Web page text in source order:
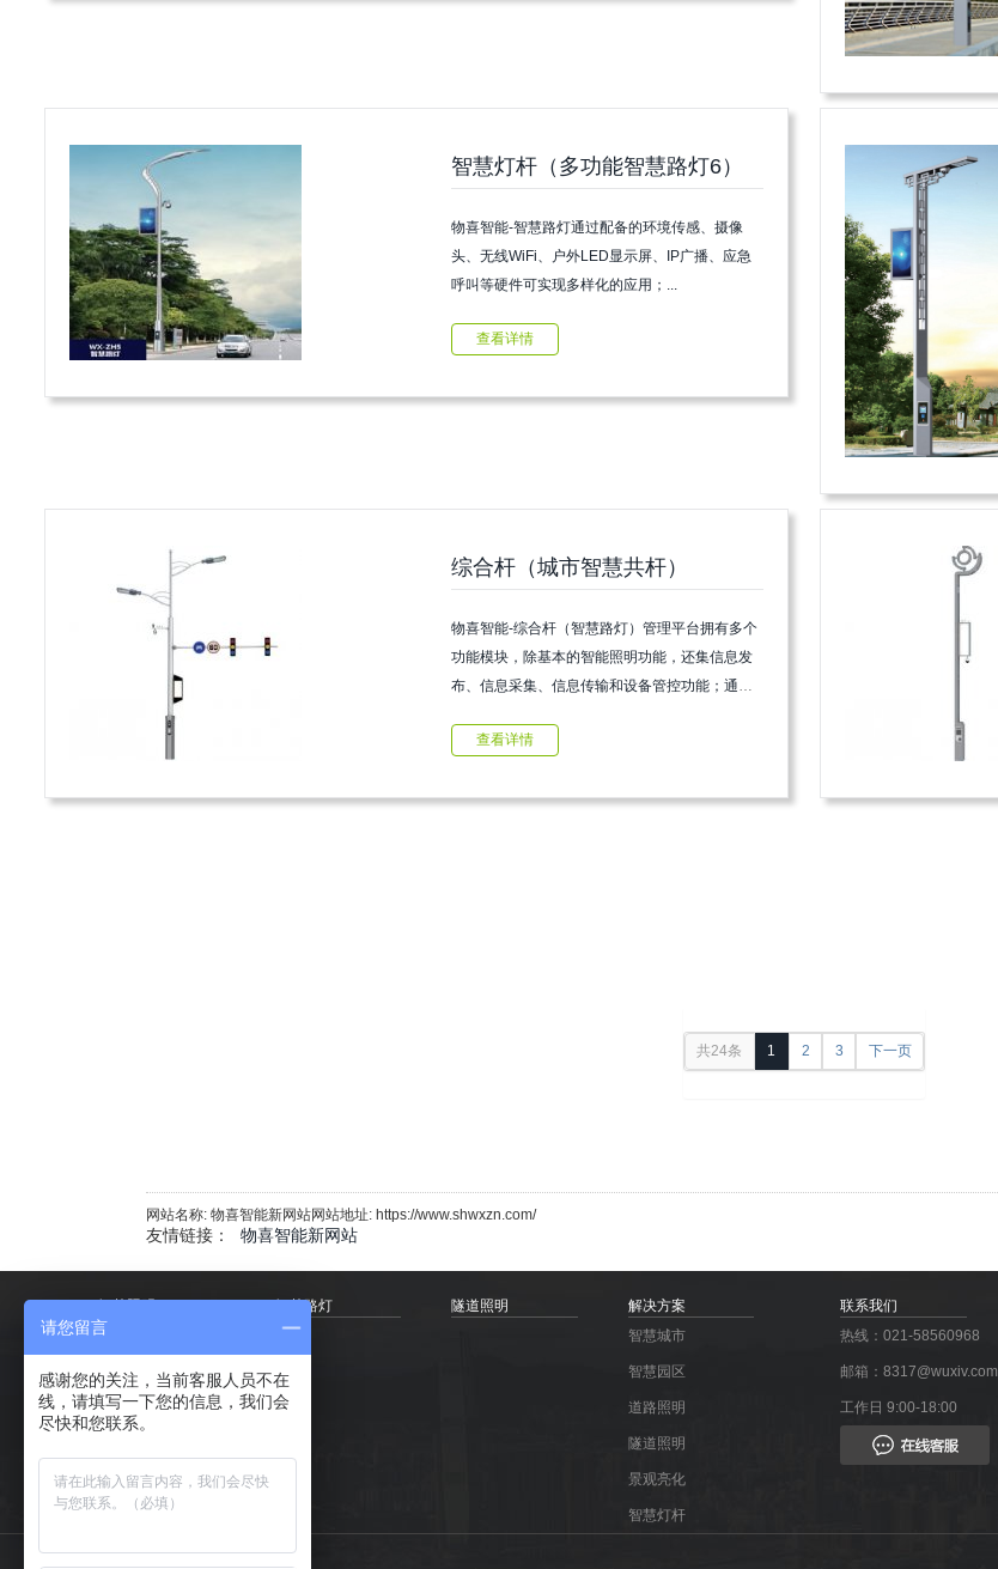
智慧灯杆（多功能智慧路灯6）
物喜智能-智慧路灯通过配备的环境传感、摄像
头、无线WiFi、户外LED显示屏、IP广播、应急
呼叫等硬件可实现多样化的应用；...
查看详情
综合杆（城市智慧共杆）
物喜智能-综合杆（智慧路灯）管理平台拥有多个
功能模块，除基本的智能照明功能，还集信息发
布、信息采集、信息传输和设备管控功能；通过
查看详情
共24条 1 2 3 下一页
网站名称: 物喜智能新网站网站地址: https://www.shwxzn.com/
友情链接： 物喜智能新网站
智慧路灯 隧道照明
解决方案
智慧城市
智慧园区
道路照明
隧道照明
景观亮化
智慧灯杆
联系我们
热线：021-58560968
邮箱：8317@wuxiv.com
工作日 9:00-18:00
请您留言
感谢您的关注，当前客服人员不在
线，请填写一下您的信息，我们会
尽快和您联系。